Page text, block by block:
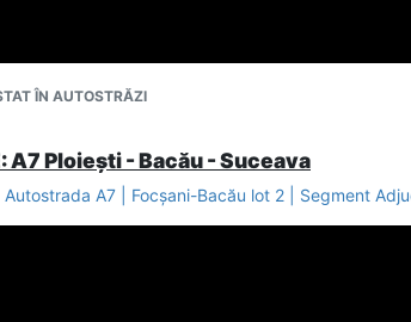
ÎN AUTOSTRĂZI
A7 Ploiești - Bacău - Suceava
Autostrada A7 | Focșani-Bacău lot 2 | Segment